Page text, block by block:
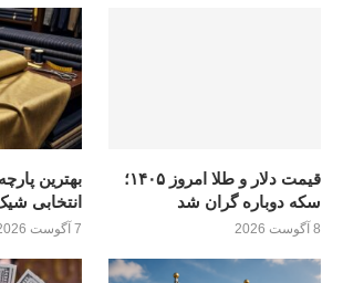
قیمت دلار و طلا امروز ۱۴۰۵؛
سکه دوباره گران شد
8 آگوست 2026
انتخابی
7 آگوست 2026